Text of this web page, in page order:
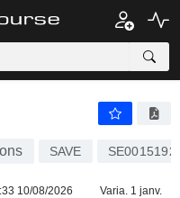
SAVE
10/08/2026 Varia. 1 janv.